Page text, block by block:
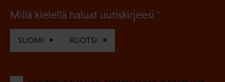
Millä kielellä haluat uutiskirjeesi
SUOMI RUOTSI